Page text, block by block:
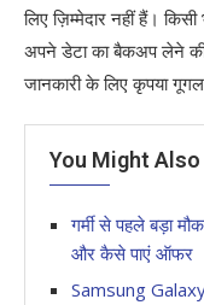
लिए ज़िम्मेदार नहीं हैं।
अपने डेटा का बैकअप लेने की
जानकारी के लिए कृपया
You Might
गर्मी से पहले बड़ा
और कैसे पाएं ऑफर
Samsung